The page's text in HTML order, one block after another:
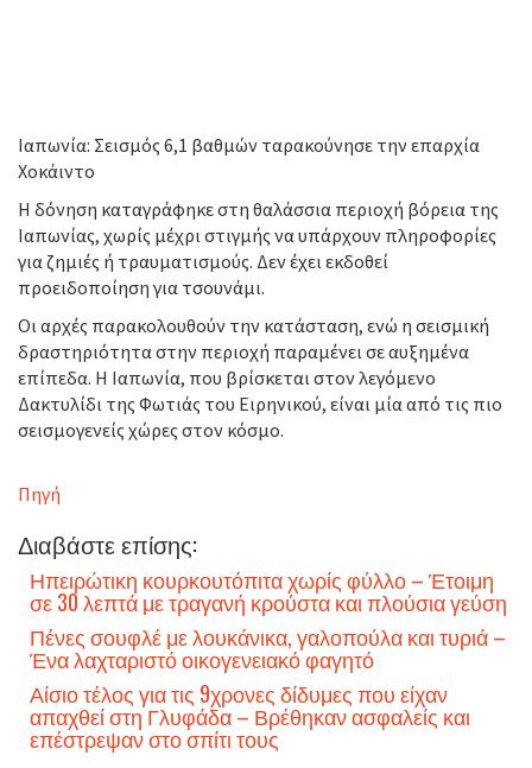
Ιαπωνία: Σεισμός 6,1 βαθμών ταρακούνησε την επαρχία
Χοκάιντο
Η δόνηση καταγράφηκε στη θαλάσσια περιοχή βόρεια της
Ιαπωνίας, χωρίς μέχρι στιγμής να υπάρχουν πληροφορίες
για ζημιές ή τραυματισμούς. Δεν έχει εκδοθεί
προειδοποίηση για τσουνάμι.
Οι αρχές παρακολουθούν την κατάσταση, ενώ η σεισμική
δραστηριότητα στην περιοχή παραμένει σε αυξημένα
επίπεδα. Η Ιαπωνία, που βρίσκεται στον λεγόμενο
Δακτυλίδι της Φωτιάς του Ειρηνικού, είναι μία από τις πιο
σεισμογενείς χώρες στον κόσμο.
Πηγή
Διαβάστε επίσης:
Ηπειρώτικη κουρκουτόπιτα χωρίς φύλλο – Έτοιμη
σε 30 λεπτά με τραγανή κρούστα και πλούσια γεύση
Πένες σουφλέ με λουκάνικα, γαλοπούλα και τυριά –
Ένα λαχταριστό οικογενειακό φαγητό
Αίσιο τέλος για τις 9χρονες δίδυμες που είχαν
απαχθεί στη Γλυφάδα – Βρέθηκαν ασφαλείς και
επέστρεψαν στο σπίτι τους